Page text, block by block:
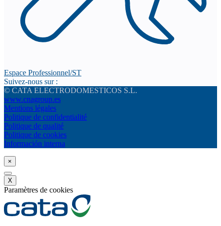
Espace Professionnel/ST
Suivez-nous sur :
© CATA ELECTRODOMESTICOS S.L.
www.cnagroup.es
Mentions légales
Politique de confidentialité
Politique de qualité
Politique de cookies
Información interna
×
X
Paramètres de cookies